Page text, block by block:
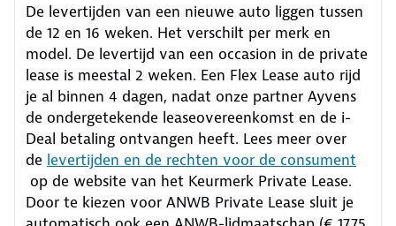
De levertijden van een nieuwe auto liggen tussen
de 12 en 16 weken. Het verschilt per merk en
model. De levertijd van een occasion in de private
lease is meestal 2 weken. Een Flex Lease auto rijd
je al binnen 4 dagen, nadat onze partner Ayvens
de ondergetekende leaseovereenkomst en de i-
Deal betaling ontvangen heeft. Lees meer over
de levertijden en de rechten voor de consument
op de website van het Keurmerk Private Lease.
Door te kiezen voor ANWB Private Lease sluit je